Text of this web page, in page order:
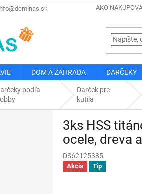
AKO
DOM A ZÁHRADA DARČEKY
podľa
Darček pre
kutila
3ks HSS
ocele, dreva
DS62125385
Akcia Tip